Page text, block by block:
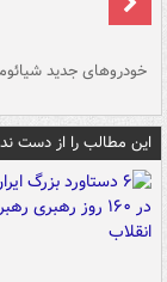
خودروهای جدید
این مطالب را از دست